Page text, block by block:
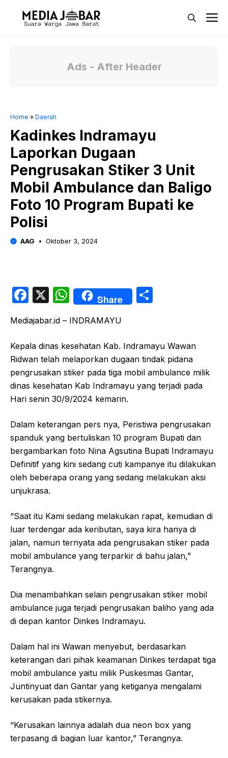
Ads - After Header
Home » Daerah
Kadinkes Indramayu
Laporkan Dugaan
Pengrusakan Stiker 3 Unit
Mobil Ambulance dan Baligo
Foto 10 Program Bupati ke
Polisi
AAG Oktober 3, 2024
F
c
e
b
o
o
k
X
W
h
at
s
A
p
p
Share
e
Mediajabar.id – INDRAMAYU
Kepala dinas kesehatan Kab. Indramayu Wawan
Ridwan telah melaporkan dugaan tindak pidana
pengrusakan stiker pada tiga mobil ambulance milik
dinas kesehatan Kab Indramayu yang terjadi pada
Hari senin 30/9/2024 kemarin.
Dalam keterangan pers nya, Peristiwa pengrusakan
spanduk yang bertuliskan 10 program Bupati dan
bergambarkan foto Nina Agsutina Bupati Indramayu
Definitif yang kini sedang cuti kampanye itu dilakukan
oleh beberapa orang yang sedang melakukan aksi
unjukrasa.
“Saat itu Kami sedang melakukan rapat, kemudian di
luar terdengar ada keributan, saya kira hanya di
jalan, namun ternyata ada pengrusakan stiker pada
mobil ambulance yang terparkir di bahu jalan,”
Terangnya.
Dia menambahkan selain pengrusakan stiker mobil
ambulance juga terjadi pengrusakan baliho yang ada
di depan kantor Dinkes Indramayu.
Dalam hal ini Wawan menyebut, berdasarkan
keterangan dari pihak keamanan Dinkes terdapat tiga
mobil ambulance yaitu milik Puskesmas Gantar,
Juntinyuat dan Gantar yang ketiganya mengalami
kerusakan pada stikernya.
“Kerusakan lainnya adalah dua neon box yang
terpasang di bagian luar kantor,” Terangnya.